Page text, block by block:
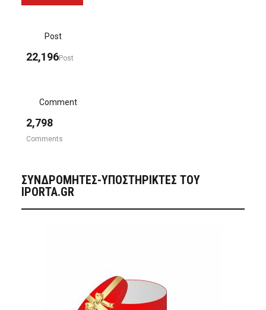
Post
22,196Post
Comment
2,798
Comments
ΣΥΝΔΡΟΜΗΤΈΣ-ΥΠΟΣΤΗΡΙΚΤΈΣ ΤΟΥ
IPORTA.GR